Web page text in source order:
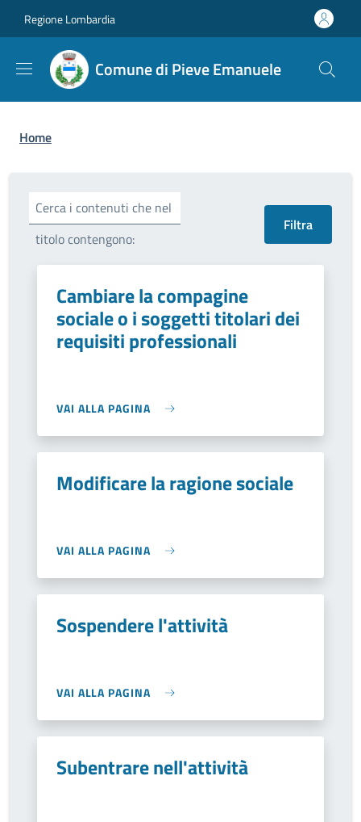
Regione Lombardia
Comune di Pieve Emanuele
Briciole di pane
Home
Cerca i contenuti che nel
titolo contengono:
Cambiare la compagine
sociale o i soggetti titolari dei
requisiti professionali
VAI ALLA PAGINA
Modificare la ragione sociale
VAI ALLA PAGINA
Sospendere l'attività
VAI ALLA PAGINA
Subentrare nell'attività